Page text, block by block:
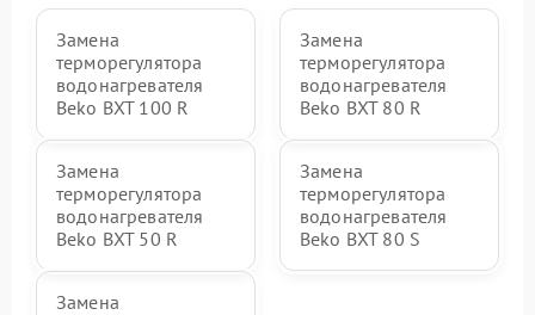
Замена
терморегулятора
водонагревателя
Beko BXT 100 R
Замена
терморегулятора
водонагревателя
Beko BXT 80 R
Замена
терморегулятора
водонагревателя
Beko BXT 50 R
Замена
терморегулятора
водонагревателя
Beko BXT 80 S
Замена